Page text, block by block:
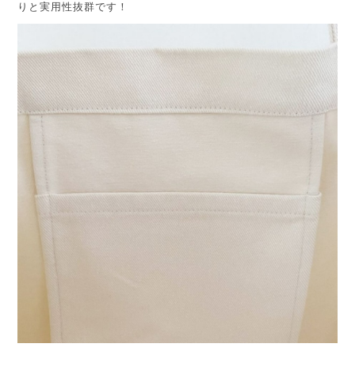
りと実用性抜群です！